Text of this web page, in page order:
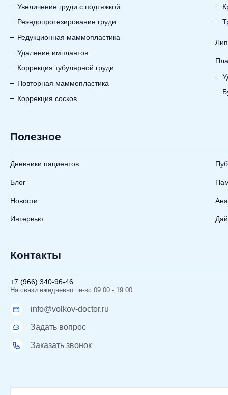
Увеличение груди с подтяжкой
Реэндопротезирование груди
Редукционная маммопластика
Удаление имплантов
Коррекция тубулярной груди
Повторная маммопластика
Коррекция сосков
Полезное
Дневники пациентов
Блог
Новости
Интервью
Контакты
+7 (966) 340-96-46
На связи ежедневно пн-вс 09:00 - 19:00
info@volkov-doctor.ru
Задать вопрос
Заказать звонок